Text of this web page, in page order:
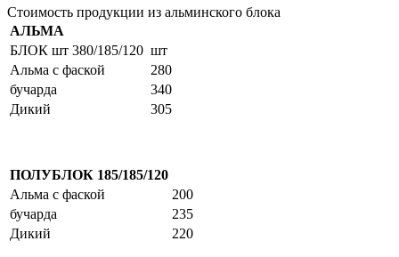
Стоимость продукции из альминского блока
АЛЬМА
БЛОК шт 380/185/120 шт
Альма с фаской
280
бучарда
340
Дикий
305
ПОЛУБЛОК 185/185/120
Альма с фаской
200
бучарда
235
Дикий
220